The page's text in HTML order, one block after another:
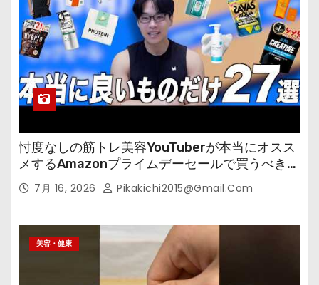
忖度なしの筋トレ美容YouTuberが本当にオスス
メするAmazonプライムデーセールで買うべきも
の 7月 16, 2026 Pikakichi2015@gmail.com
美容・健康